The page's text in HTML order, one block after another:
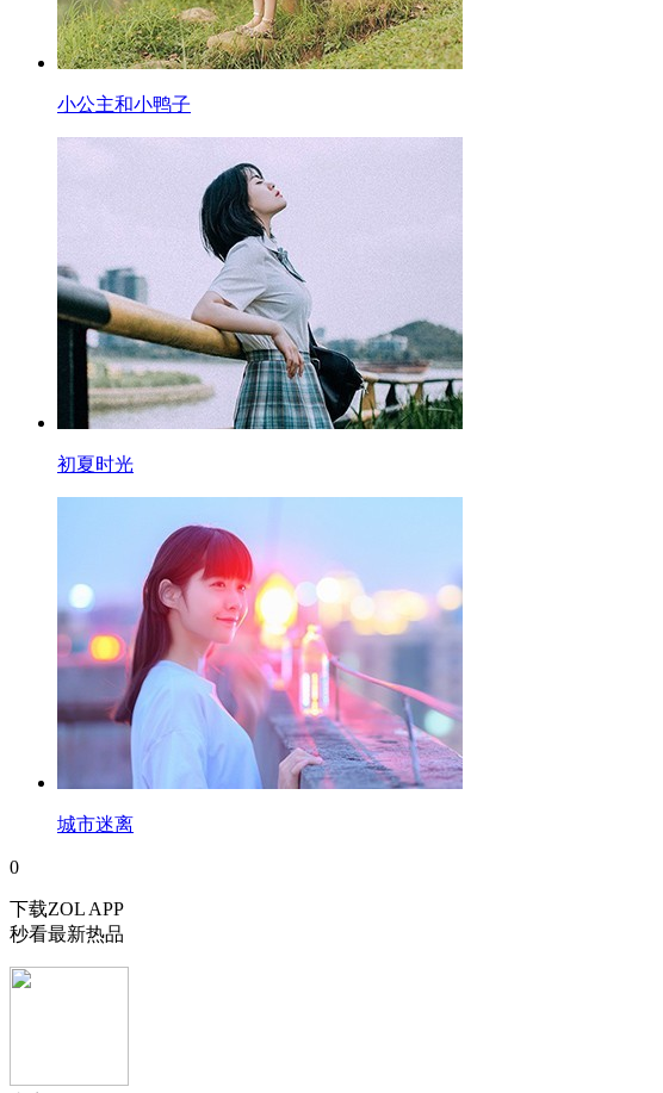
小公主和小鸭子
初夏时光
城市迷离
0
下载ZOL APP
秒看最新热品